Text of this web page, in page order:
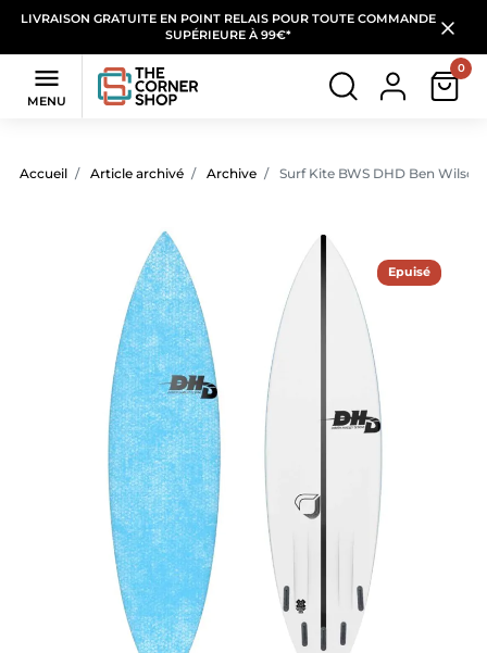
LIVRAISON GRATUITE EN POINT RELAIS POUR TOUTE COMMANDE
SUPÉRIEURE À 99€*

MENU
0
Accueil Article archivé Archive Surf Kite BWS DHD Ben
Epuisé